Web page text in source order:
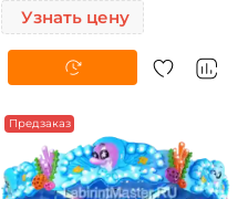
Узнать цену
Предзаказ